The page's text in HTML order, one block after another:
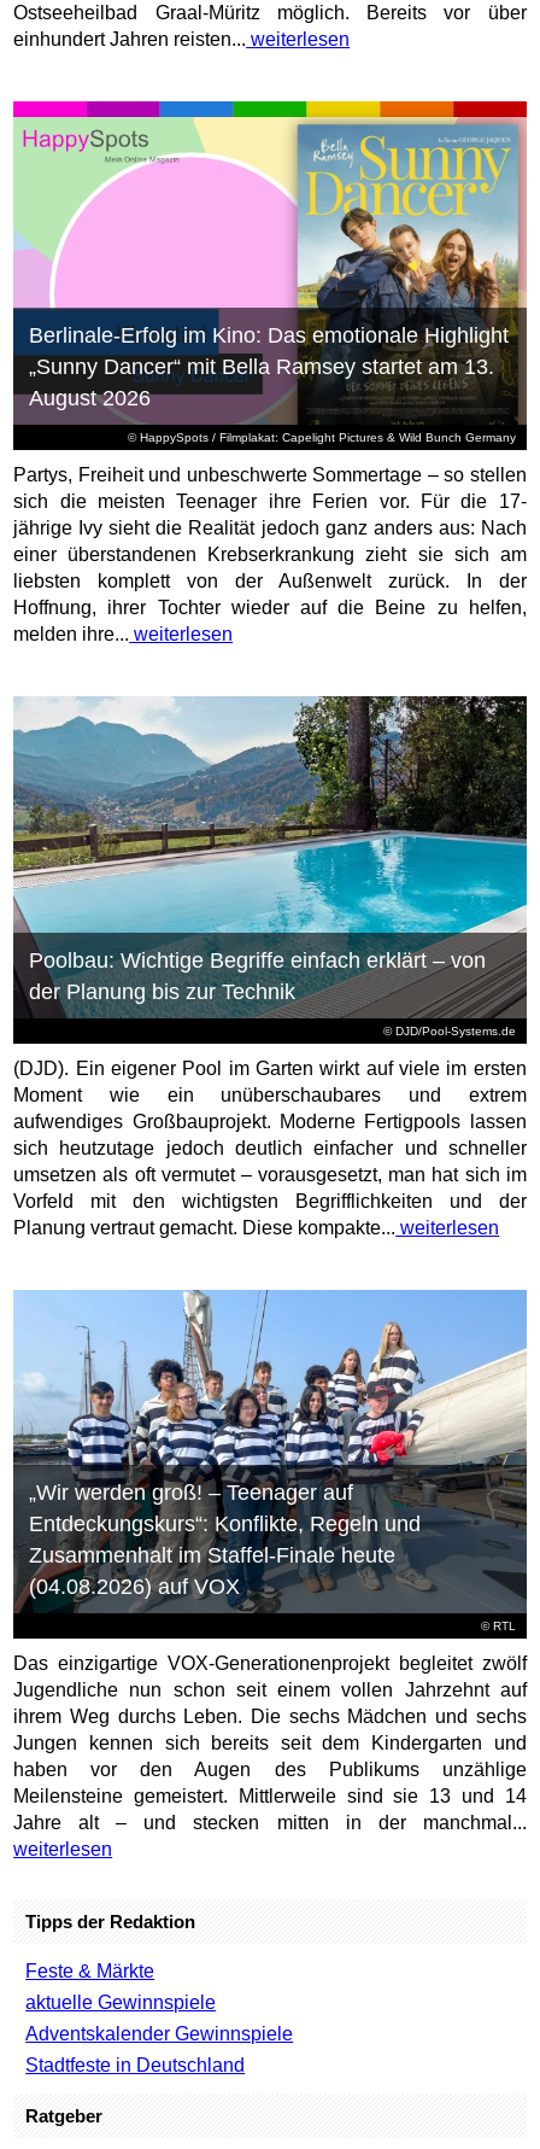
Ostseeheilbad Graal-Müritz möglich. Bereits vor über
einhundert Jahren reisten... weiterlesen
© HappySpots / Filmplakat: Capelight Pictures & Wild Bunch Germany
Berlinale-Erfolg im Kino: Das emotionale Highlight
„Sunny Dancer“ mit Bella Ramsey startet am 13.
August 2026
Partys, Freiheit und unbeschwerte Sommertage – so stellen
sich die meisten Teenager ihre Ferien vor. Für die 17-
jährige Ivy sieht die Realität jedoch ganz anders aus: Nach
einer überstandenen Krebserkrankung zieht sie sich am
liebsten komplett von der Außenwelt zurück. In der
Hoffnung, ihrer Tochter wieder auf die Beine zu helfen,
melden ihre... weiterlesen
© DJD/Pool-Systems.de
Poolbau: Wichtige Begriffe einfach erklärt – von
der Planung bis zur Technik
(DJD). Ein eigener Pool im Garten wirkt auf viele im ersten
Moment wie ein unüberschaubares und extrem
aufwendiges Großbauprojekt. Moderne Fertigpools lassen
sich heutzutage jedoch deutlich einfacher und schneller
umsetzen als oft vermutet – vorausgesetzt, man hat sich im
Vorfeld mit den wichtigsten Begrifflichkeiten und der
Planung vertraut gemacht. Diese kompakte... weiterlesen
©RTL
„Wir werden groß! – Teenager auf
Entdeckungskurs“: Konflikte, Regeln und
Zusammenhalt im Staffel-Finale heute
(04.08.2026) auf VOX
Das einzigartige VOX-Generationenprojekt begleitet zwölf
Jugendliche nun schon seit einem vollen Jahrzehnt auf
ihrem Weg durchs Leben. Die sechs Mädchen und sechs
Jungen kennen sich bereits seit dem Kindergarten und
haben vor den Augen des Publikums unzählige
Meilensteine gemeistert. Mittlerweile sind sie 13 und 14
Jahre alt – und stecken mitten in der manchmal...
weiterlesen
Tipps der Redaktion
Feste & Märkte
aktuelle Gewinnspiele
Adventskalender Gewinnspiele
Stadtfeste in Deutschland
Ratgeber